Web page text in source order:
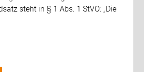
steht in § 1 Abs. 1 StVO: „Die